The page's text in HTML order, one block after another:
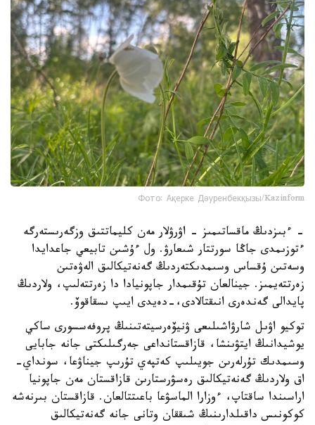
Фото: Ақерке Дәуренбекқызы/Kazinform
- ءبىزدىڭ ماقساتىمىز - اۋرۋلار مەن كليماتتىق وزگەرىستەرگە
ءتوزىمدى جاڭا سورتتار شىعارۋ. ول ءۇشىن تابيعي جاعدايدا
وسەتىن ۇقساس وسىمدىكتەردىڭ گەنەتيكالىق الەۋەتىن
زەرتتەيمىز. جينالعان تۇقىمدار جاپونيادا دا زەرتتەلىپ، ولاردىڭ
پايدالى گەندەرى انىقتالادى،-دەيدى ايىپ ىسقاقوۆ.
توكيو اۋىل شارۋاشىلىعى ۋنيۆەرسيتەتىنىڭ پروفەسسورى ساكي
يوشيدانىڭ ايتۋىنشا، قازاقستانداعى جەرگىلىكتى جانە جابايى
وسىمدىك تۇرلەرىن جويىلىپ كەتپەي تۇرىپ جيناۋعا، سونداي-
اق ولاردىڭ گەنەتيكالىق رەسۋرستارىن قازاقستان مەن جاپونيا
اراسىندا ساقتاپ، ءوزارا الماسۋعا باعىتتالعان. قازاقستان بىرنەشە
كوكونىس داقىلدارىنىڭ شىققان وتانى جانە گەنەتيكالىق